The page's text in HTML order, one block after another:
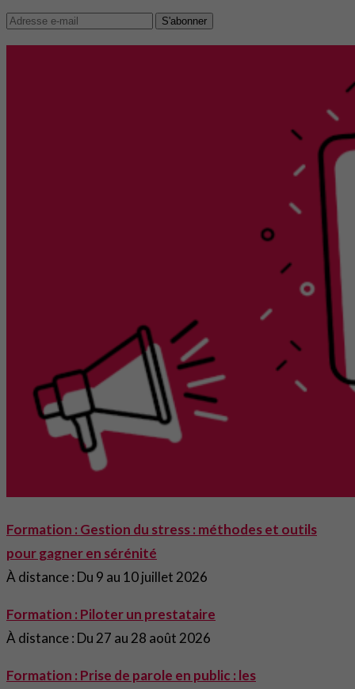
S'abonner
Formation : Gestion du stress : méthodes et outils
pour gagner en sérénité
À distance : Du 9 au 10 juillet 2026
Formation : Piloter un prestataire
À distance : Du 27 au 28 août 2026
Formation : Prise de parole en public : les